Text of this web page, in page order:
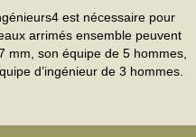
est nécessaire pour
arrimés ensemble peuvent
mm, son équipe de 5 hommes,
d’ingénieur de 3 hommes.